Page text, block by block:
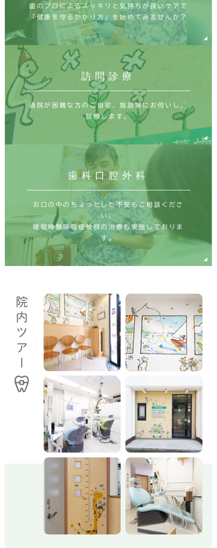
歯のプロによるスッキリと気持ちが良いケアで
「健康を守るかかり方」を始めてみませんか？
訪問診療
通院が困難な方のご自宅、施設等にお伺いし、
診療します。
歯科口腔外科
お口の中のちょっとした不安もご相談くださ
い。
睡眠時無呼吸症候群の治療も実施しておりま
す。